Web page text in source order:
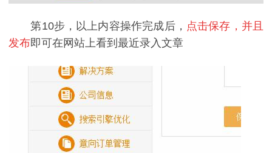
第10步，以上内容操作完成后， 点击保存，并且
发布即可在网站上看到最近录入文章